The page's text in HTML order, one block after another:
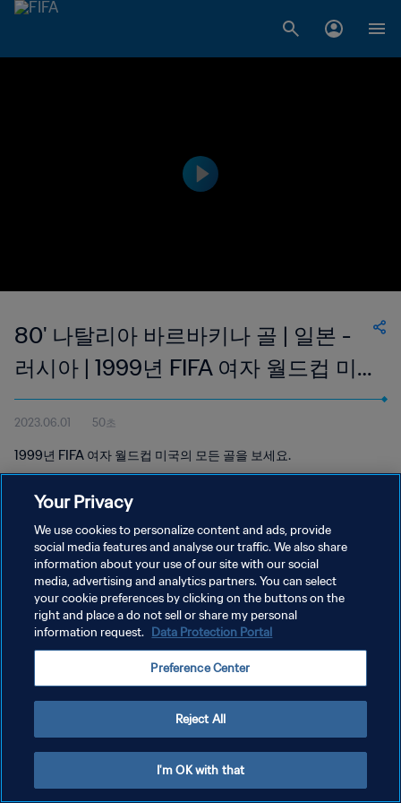
80' 나탈리아 바르바키나 골 | 일본 -
러시아 | 1999년 FIFA 여자 월드컵 미
국
2023.06.01 50초
1999년 FIFA 여자 월드컵 미국의 모든 골을 보세요.
개인정보 보호정책
서비스 약관
쿠키 기본 설정 관리
Your Privacy
We use cookies to personalize content and ads, provide
social media features and analyse our traffic. We also share
information about your use of our site with our social
media, advertising and analytics partners. You can select
your cookie preferences by clicking on the buttons on the
right and place a do not sell or share my personal
information request. Data Protection Portal
Preference Center
Reject All
I'm OK with that